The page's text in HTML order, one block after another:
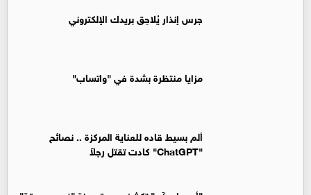
جرس إنذار يُلاحِق بريدك الإلكتروني
مزايا منتظرة بشدة في "واتساب"
ألم بسيط قاده للعناية المركزة .. نصائح
"ChatGPT" كادت تقتل رجلاً